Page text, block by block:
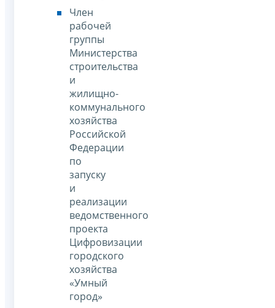
Член
рабочей
группы
Министерства
строительства
и
жилищно-
коммунального
хозяйства
Российской
Федерации
по
запуску
и
реализации
ведомственного
проекта
Цифровизации
городского
хозяйства
«Умный
город»